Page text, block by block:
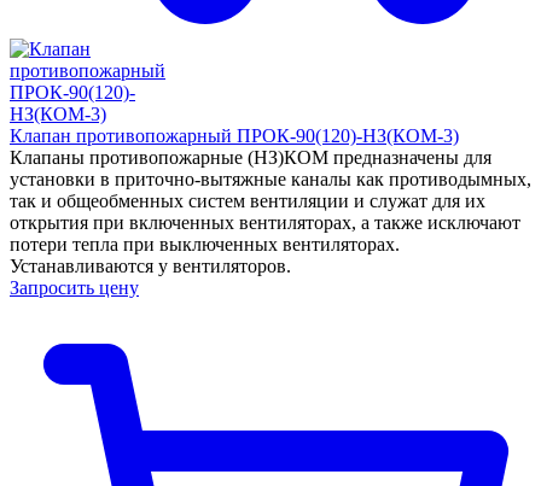
Клапан противопожарный ПРОК-90(120)-НЗ(КОМ-3)
Клапаны противопожарные (НЗ)КОМ предназначены для
установки в приточно-вытяжные каналы как противодымных,
так и общеобменных систем вентиляции и служат для их
открытия при включенных вентиляторах, а также исключают
потери тепла при выключенных вентиляторах.
Устанавливаются у вентиляторов.
Запросить цену